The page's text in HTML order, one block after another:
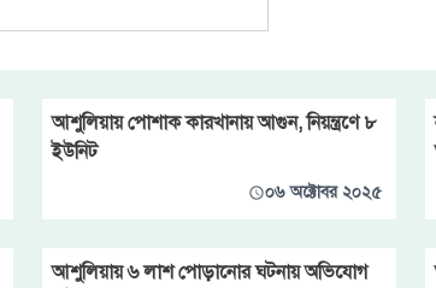
আশুলিয়ায় পোশাক কারখানায় আগুন, নিয়ন্ত্রণে ৮
ইউনিট
০৬ অক্টোবর ২০২৫
আশুলিয়ায় ৬ লাশ পোড়ানোর ঘটনায় অভিযোগ